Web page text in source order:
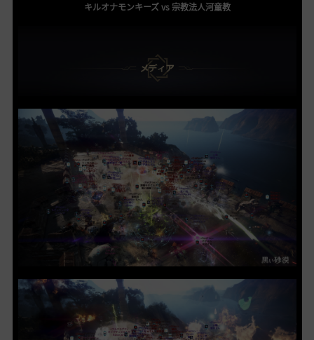
キルオナモンキーズ vs 宗教法人河童教